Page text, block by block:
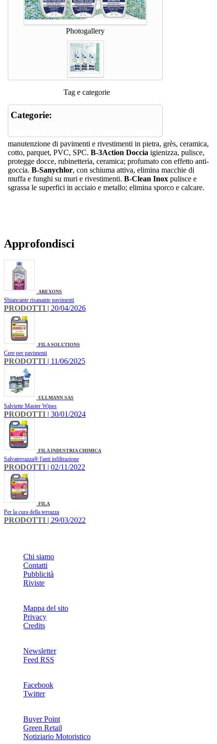
Photogallery
Tag e categorie
Categorie:
manutenzione di pavimenti e rivestimenti in pietra, grès, ceramica,
cotto, parquet, PVC, SPC. B-3Action Doccia igienizza, pulisce,
protegge docce, rubinetteria, ceramica; profumato con effetto anti-
goccia. B-Sanychlor, con schiuma attiva, elimina macchie di
muffa e funghi su muri e rivestimenti. B-Clean Inox pulisce e
sgrassa le superfici in acciaio e metallo; elimina sporco e calcare.
Approfondisci
AREXONS
Sbiancante risanante pavimenti
PRODOTTI | 20/04/2026
FILA SOLUTIONS
Cere per pavimenti
PRODOTTI | 11/06/2025
ULLMANN SAS
Salviette Master Wipes
PRODOTTI | 30/01/2024
FILA INDUSTRIA CHIMICA
Salvaterrazza® l'anti infiltrazione
PRODOTTI | 02/11/2022
FILA
Per la cura della terrazza
PRODOTTI | 29/03/2022
Chi siamo
Contatti
Pubblicità
Riviste
Mappa del sito
Privacy
Credits
Newsletter
Feed RSS
Facebook
Twitter
Buyer Point
Green Retail
Notiziario Motoristico